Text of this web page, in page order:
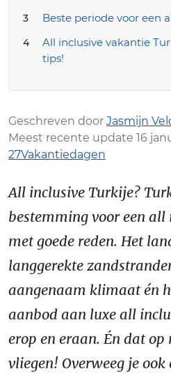
Beste periode voor een
All inclusive vakantie
tips!
Geschreven door Jasmijn
Meest recente update 16
27Vakantiedagen
All inclusive Turkije?
bestemming voor een
met goede reden. Het
langgerekte
aangenaam klimaat én
aanbod aan luxe all
erop en eraan. Én dat
vliegen! Overweeg je